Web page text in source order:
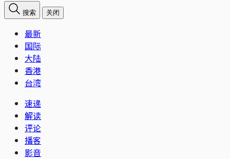
搜索 关闭
最新
国际
大陆
香港
台湾
速递
解读
评论
播客
影音